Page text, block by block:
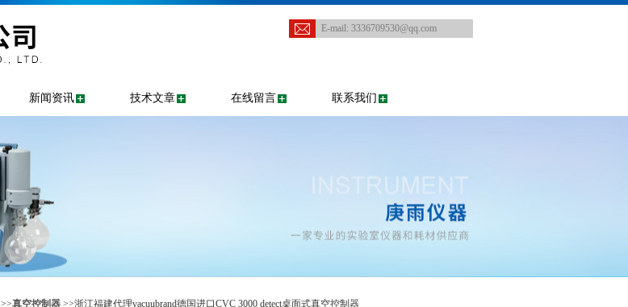
E-mail: 3336709530@qq.com
新闻资讯 技术文章 在线留言 联系我们
>>真空控制器 >>浙江福建代理vacuubrand德国进口CVC 3000 detect桌面式真空控制器